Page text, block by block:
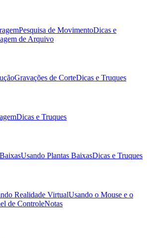
Pesquisa de MovimentoDicas e
de Arquivo
Gravações de CorteDicas e Truques
Dicas e Truques
Usando Plantas BaixasDicas e Truques
Realidade VirtualUsando o Mouse e o
de ControleNotas